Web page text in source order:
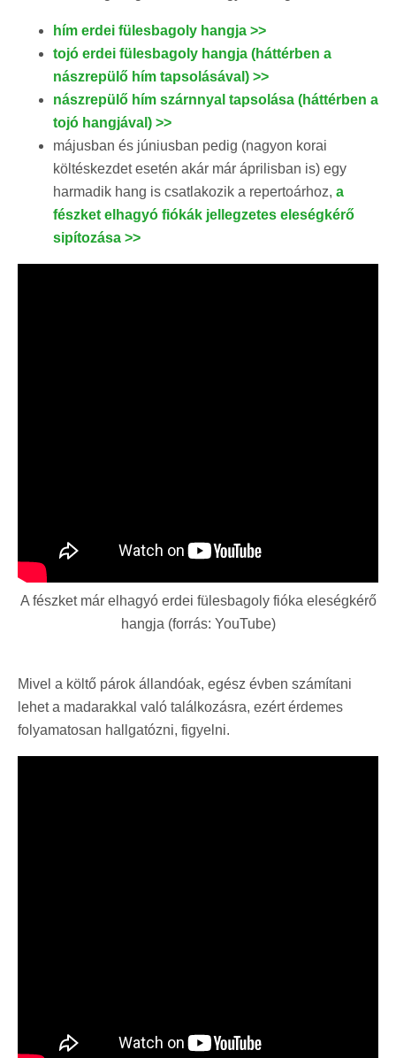
hím erdei fülesbagoly hangja >>
tojó erdei fülesbagoly hangja (háttérben a
nászrepülő hím tapsolásával) >>
nászrepülő hím szárnnyal tapsolása (háttérben a
tojó hangjával) >>
májusban és júniusban pedig (nagyon korai
költéskezdet esetén akár már áprilisban is) egy
harmadik hang is csatlakozik a repertoárhoz, a
fészket elhagyó fiókák jellegzetes eleségkérő
sipítozása >>
A fészket már elhagyó erdei fülesbagoly fióka eleségkérő
hangja (forrás: YouTube)
Mivel a költő párok állandóak, egész évben számítani
lehet a madarakkal való találkozásra, ezért érdemes
folyamatosan hallgatózni, figyelni.